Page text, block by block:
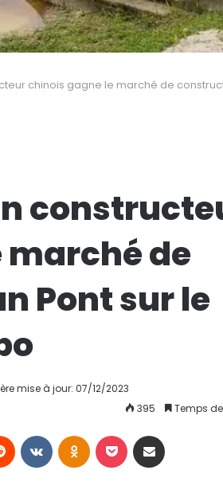
chinois gagne le marché de
de
Pont sur le
mise à jour: 07/12/2023
395
Temps